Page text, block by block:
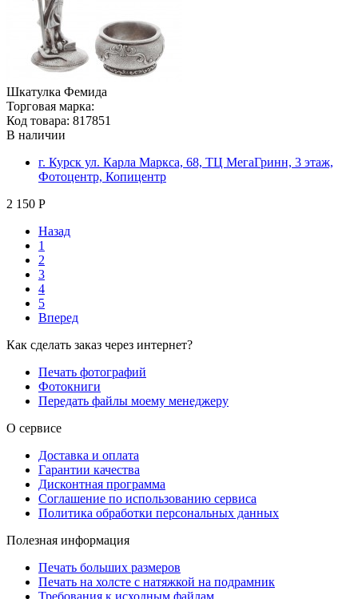
Шкатулка Фемида
Торговая марка:
Код товара: 817851
В наличии
г. Курск ул. Карла Маркса, 68, ТЦ МегаГринн, 3 этаж,
Фотоцентр, Копицентр
2 150 Р
Назад
1
2
3
4
5
Вперед
Как сделать заказ через интернет?
Печать фотографий
Фотокниги
Передать файлы моему менеджеру
О сервисе
Доставка и оплата
Гарантии качества
Дисконтная программа
Соглашение по использованию сервиса
Политика обработки персональных данных
Полезная информация
Печать больших размеров
Печать на холсте c натяжкой на подрамник
Требования к исходным файлам